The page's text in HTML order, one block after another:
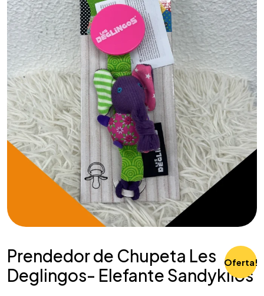
Oferta!
Prendedor de Chupeta Les
Deglingos- Elefante Sandykilos